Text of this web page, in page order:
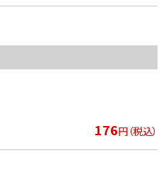
176円（税込）